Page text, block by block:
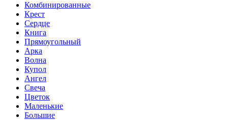
Комбинированные
Крест
Сердце
Книга
Прямоугольный
Арка
Волна
Купол
Ангел
Свеча
Цветок
Маленькие
Большие